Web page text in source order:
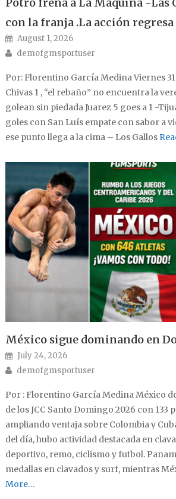
con la franja .La acción regresa
Posted on
August 1, 2026
Author
demofgmsportuser
Por: Florentino García Medina Viernes
Chivas 1 , “el rebaño” no encuentra la
golean sin piedada Juarez 5 goes a 1 -
goles con San Luís empate con sabor a
ese punto llega a la cima – Los Gallos
México sigue dominando en
Posted on
July 24, 2026
Author
demofgmsportuser
Por : Florentino García Medina México
de los JCC Santo Domingo 2026 con 133
ampliando ventaja sobre Colombia y
del día, hubo actividad destacada en
deportivo, remo, ciclismo y futbol.
medallas en clavados y surf, mientras
More…